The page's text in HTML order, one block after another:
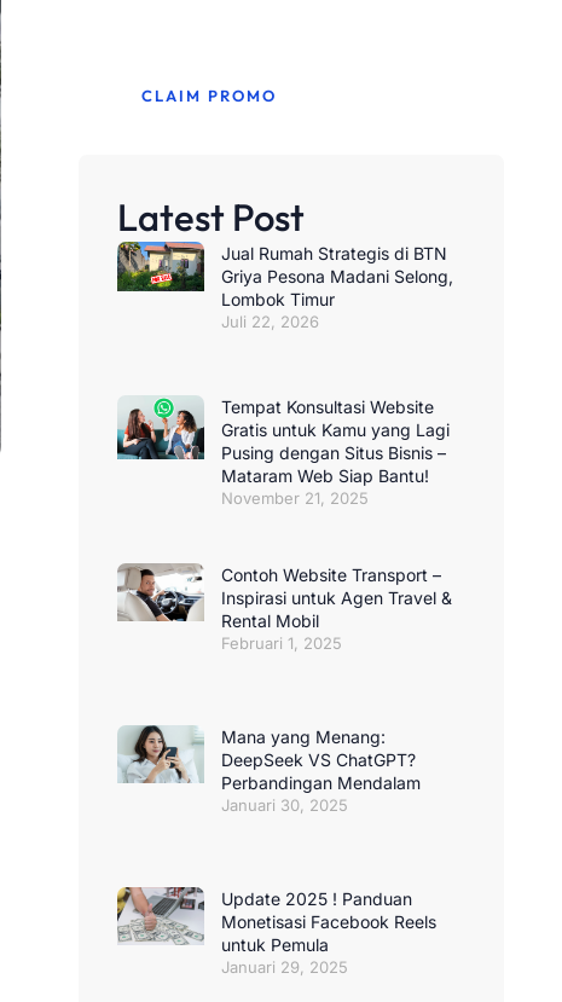
CLAIM PROMO
Latest Post
Jual Rumah Strategis di BTN
Griya Pesona Madani Selong,
Lombok Timur
Juli 22, 2026
Tempat Konsultasi Website
Gratis untuk Kamu yang Lagi
Pusing dengan Situs Bisnis –
Mataram Web Siap Bantu!
November 21, 2025
Contoh Website Transport –
Inspirasi untuk Agen Travel &
Rental Mobil
Februari 1, 2025
Mana yang Menang:
DeepSeek VS ChatGPT?
Perbandingan Mendalam
Januari 30, 2025
Update 2025 ! Panduan
Monetisasi Facebook Reels
untuk Pemula
Januari 29, 2025